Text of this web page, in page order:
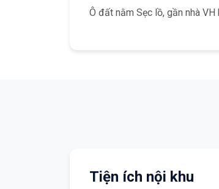
Ô đất nằm Sẹc lồ, gần nhà
Tiện ích nội khu